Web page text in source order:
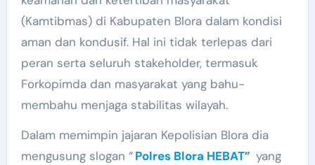
(Kamtibmas) di Kabupaten Blora dalam kondisi
aman dan kondusif. Hal ini tidak terlepas dari
peran serta seluruh stakeholder, termasuk
Forkopimda dan masyarakat yang bahu-
membahu menjaga stabilitas wilayah.
Dalam memimpin jajaran Kepolisian Blora dia
mengusung slogan “Polres Blora HEBAT” yang